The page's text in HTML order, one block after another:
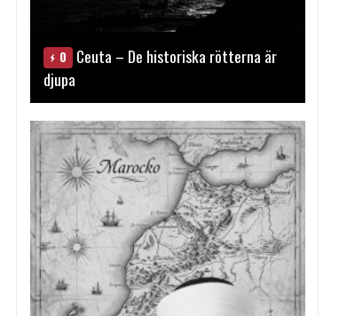
0
Ceuta – De historiska rötterna är
djupa